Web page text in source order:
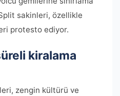
sakinleri, özellikle
protesto ediyor.
kiralama
zengin kültürü ve